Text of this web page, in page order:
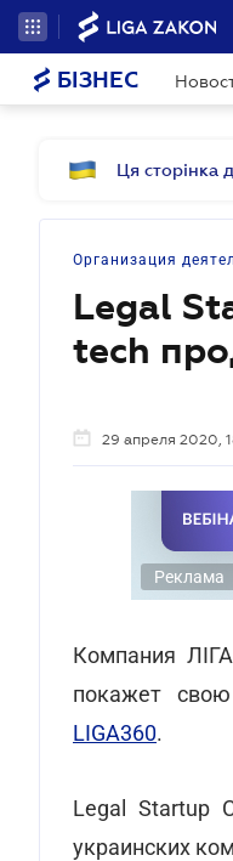
БІЗНЕС
Ця сторінка
Организация
Legal
tech
29 апреля 2020,
Реклама
Компания
покажет
LIGA360.
Legal Startup
украинских